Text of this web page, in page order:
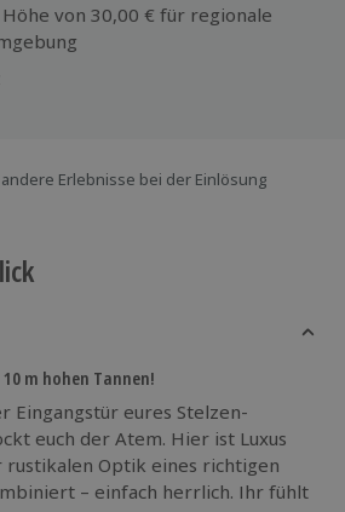
von 30,00 € für regionale
Erlebnisse bei der Einlösung
m hohen Tannen!
Eingangstür eures Stelzen-
euch der Atem. Hier ist Luxus
Optik eines richtigen
– einfach herrlich. Ihr fühlt